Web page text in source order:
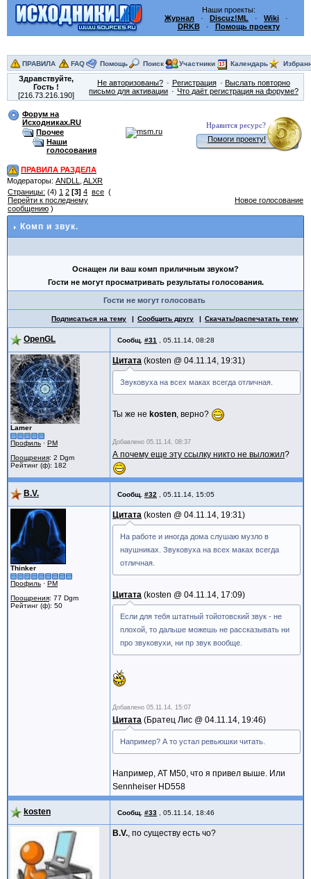
Наши проекты:
Журнал · Discuz!ML · Wiki ·
DRKB· Помощь проекту
ПРАВИЛА FAQ Помощь Поиск Участники Календарь
Здравствуйте,
Гость!
[216.73.216.190]
Не авторизованы? Регистрация
Выслать повторно
письмо для активации
Что даёт регистрация на форуме?
Форум на
Исходниках.RU
Прочее
Наши
голосования
Нравится ресурс?
Помоги проекту!
ПРАВИЛА РАЗДЕЛА
Модераторы: ANDLL
ALXR
Страницы: (4) 1 2 [3] 4 все (
Перейти к последнему
сообщению )
Новое голосование
Комп и звук.
Оснащен ли ваш комп приличным звуком?
Гости не могут просматривать результаты голосования.
Гости не могут голосовать
Подписаться на тему Сообщить другу Скачать/распечатать тему
OpenGL Сообщ. #31 05.11.14, 08:28
Lamer
Профиль · PM
Поощрения: 2 Dgm
Рейтинг (ф): 182
Цитата kosten @ 04.11.14, 19:31
Звуковуха на всех маках всегда отличная.
Ты же не kosten, верно?
Добавлено 05.11.14, 08:37
А почему еще эту ссылку никто не выложил?
B.V. Сообщ. #32 05.11.14, 15:05
Thinker
Профиль · PM
Поощрения: 77 Dgm
Рейтинг (ф): 50
Цитата kosten @ 04.11.14, 19:31
На работе и иногда дома слушаю музло в
наушниках. Звуковуха на всех маках всегда
отличная.
Цитата kosten @ 04.11.14, 17:09
Если для тебя штатный тойотовский звук - не
плохой, то дальше можешь не рассказывать ни
про звуковухи, ни пр звук вообще.
Добавлено 05.11.14, 15:07
Цитата Братец Лис @ 04.11.14, 19:46
Например? А то устал ревьюшки читать.
Например, AT M50, что я привел выше. Или
Sennheiser HD558
kosten Сообщ. #33 05.11.14, 18:46
B.V., по существу есть чо?